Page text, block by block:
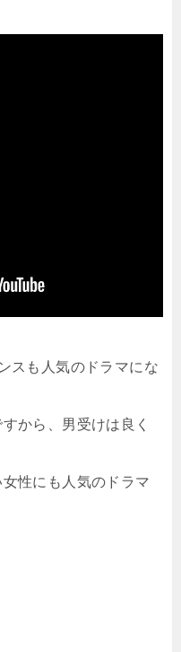
スも人気のドラマにな
から、男受けは良く
性にも人気のドラマ